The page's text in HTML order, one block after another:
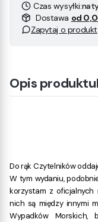
Czas wysyłki:
Dostawa od
Zapytaj o produkt
Opis produktu
Do rąk Czytelników
W tym wydaniu,
korzystam z
nich są między innymi
Wypadków Morskich,